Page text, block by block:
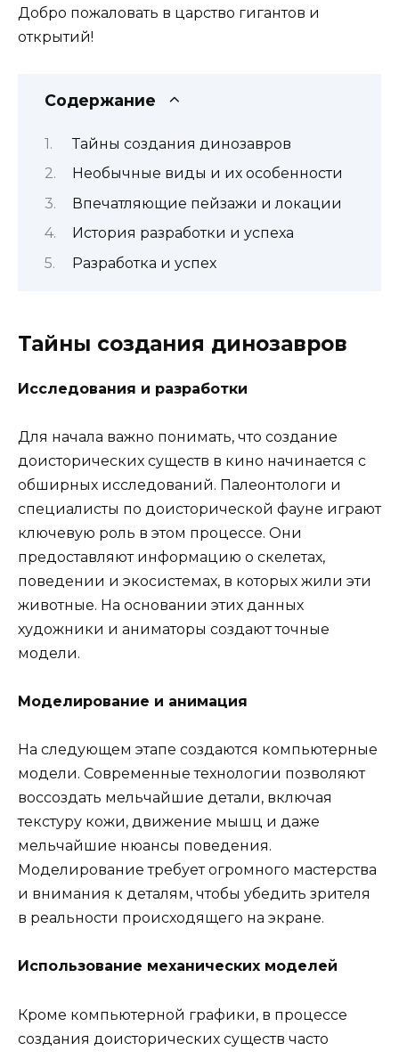
Добро пожаловать в царство гигантов и
открытий!
Содержание
Тайны создания динозавров
Необычные виды и их особенности
Впечатляющие пейзажи и локации
История разработки и успеха
Разработка и успех
Тайны создания динозавров
Исследования и разработки
Для начала важно понимать, что создание
доисторических существ в кино начинается с
обширных исследований. Палеонтологи и
специалисты по доисторической фауне играют
ключевую роль в этом процессе. Они
предоставляют информацию о скелетах,
поведении и экосистемах, в которых жили эти
животные. На основании этих данных
художники и аниматоры создают точные
модели.
Моделирование и анимация
На следующем этапе создаются компьютерные
модели. Современные технологии позволяют
воссоздать мельчайшие детали, включая
текстуру кожи, движение мышц и даже
мельчайшие нюансы поведения.
Моделирование требует огромного мастерства
и внимания к деталям, чтобы убедить зрителя
в реальности происходящего на экране.
Использование механических моделей
Кроме компьютерной графики, в процессе
создания доисторических существ часто